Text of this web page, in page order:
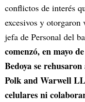
conflictos de interés
excesivos y otorgaron
jefa de Personal del
comenzó, en mayo
Bedoya se
Polk and Warwell
celulares ni